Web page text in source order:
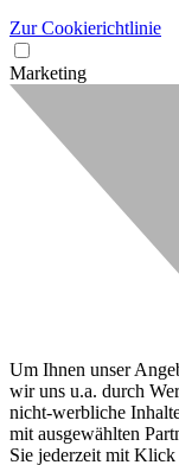
Zur Cookierichtlinie
Marketing
Um Ihnen unser
wir uns u.a. durch
nicht-werbliche
mit ausgewählten
Sie jederzeit mit Klick